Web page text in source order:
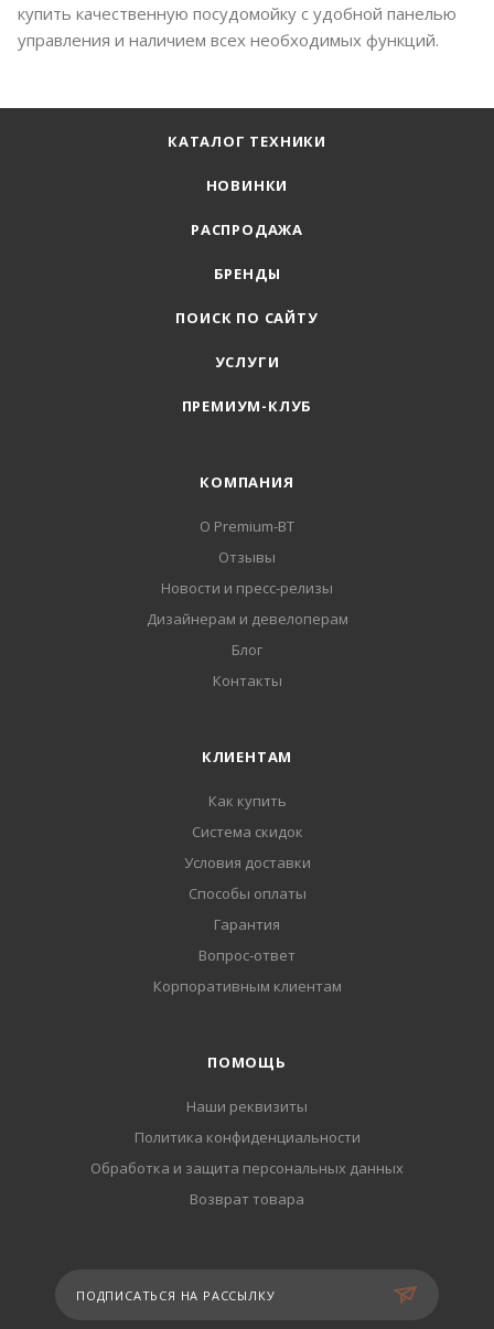
купить качественную посудомойку с удобной панелью
управления и наличием всех необходимых функций.
КАТАЛОГ ТЕХНИКИ
НОВИНКИ
РАСПРОДАЖА
БРЕНДЫ
ПОИСК ПО САЙТУ
УСЛУГИ
ПРЕМИУМ-КЛУБ
КОМПАНИЯ
О Premium-BT
Отзывы
Новости и пресс-релизы
Дизайнерам и девелоперам
Блог
Контакты
КЛИЕНТАМ
Как купить
Система скидок
Условия доставки
Способы оплаты
Гарантия
Вопрос-ответ
Корпоративным клиентам
ПОМОЩЬ
Наши реквизиты
Политика конфиденциальности
Обработка и защита персональных данных
Возврат товара
ПОДПИСАТЬСЯ НА РАССЫЛКУ